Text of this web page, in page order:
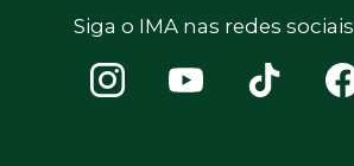
Siga o IMA nas redes sociais